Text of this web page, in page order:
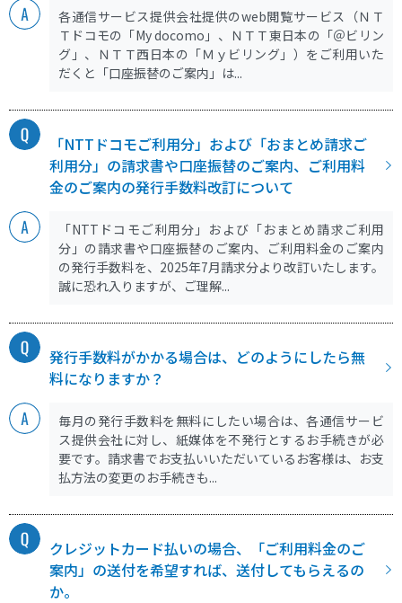
各通信サービス提供会社提供のweb閲覧サービス（ＮＴ
Ｔドコモの「My docomo」、ＮＴＴ東日本の「＠ビリン
グ」、ＮＴＴ西日本の「Ｍｙビリング」）をご利用いた
だくと「口座振替のご案内」は...
「NTTドコモご利用分」および「おまとめ請求ご
利用分」の請求書や口座振替のご案内、ご利用料
金のご案内の発行手数料改訂について
「NTTドコモご利用分」および「おまとめ請求ご利用
分」の請求書や口座振替のご案内、ご利用料金のご案内
の発行手数料を、2025年7月請求分より改訂いたします。
誠に恐れ入りますが、ご理解...
発行手数料がかかる場合は、どのようにしたら無
料になりますか？
毎月の発行手数料を無料にしたい場合は、各通信サービ
ス提供会社に対し、紙媒体を不発行とするお手続きが必
要です。請求書でお支払いいただいているお客様は、お支
払方法の変更のお手続きも...
クレジットカード払いの場合、「ご利用料金のご
案内」の送付を希望すれば、送付してもらえるの
か。